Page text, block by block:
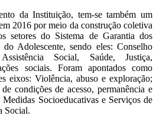
da Instituição, tem-se também um
2016 por meio da construção coletiva
setores do Sistema de Garantia dos
Adolescente, sendo eles: Conselho
Social, Saúde, Justiça,
sociais. Foram apontados como
eixos: Violência, abuso e exploração;
condições de acesso, permanência e
Medidas Socioeducativas e Serviços de
Social.